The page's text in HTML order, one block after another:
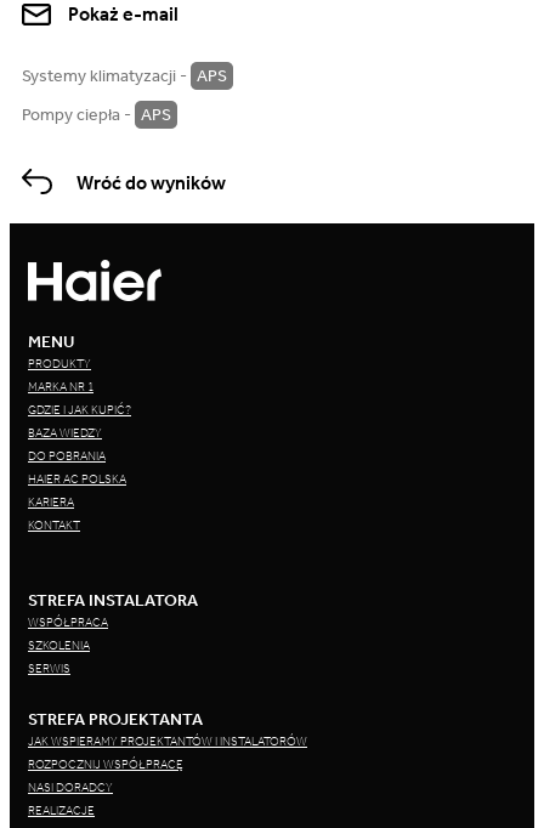
Pokaż e-mail
Systemy klimatyzacji - APS
Pompy ciepła - APS
Wróć do wyników
MENU
PRODUKTY
MARKA NR 1
GDZIE I JAK KUPIĆ?
BAZA WIEDZY
DO POBRANIA
HAIER AC POLSKA
KARIERA
KONTAKT
STREFA INSTALATORA
WSPÓŁPRACA
SZKOLENIA
SERWIS
STREFA PROJEKTANTA
JAK WSPIERAMY PROJEKTANTÓW I INSTALATORÓW
ROZPOCZNIJ WSPÓŁPRACĘ
NASI DORADCY
REALIZACJE